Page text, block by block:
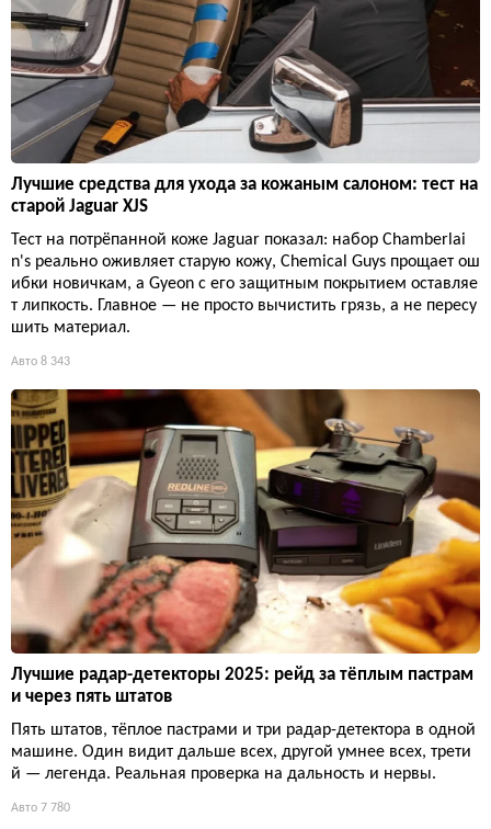
Лучшие средства для ухода за кожаным салоном: тест на
старой Jaguar XJS
Тест на потрёпанной коже Jaguar показал: набор Chamberlai
n's реально оживляет старую кожу, Chemical Guys прощает ош
ибки новичкам, а Gyeon с его защитным покрытием оставляе
т липкость. Главное — не просто вычистить грязь, а не пересу
шить материал.
Авто 8 343
Лучшие радар-детекторы 2025: рейд за тёплым пастрам
и через пять штатов
Пять штатов, тёплое пастрами и три радар-детектора в одной
машине. Один видит дальше всех, другой умнее всех, трети
й — легенда. Реальная проверка на дальность и нервы.
Авто 7 780